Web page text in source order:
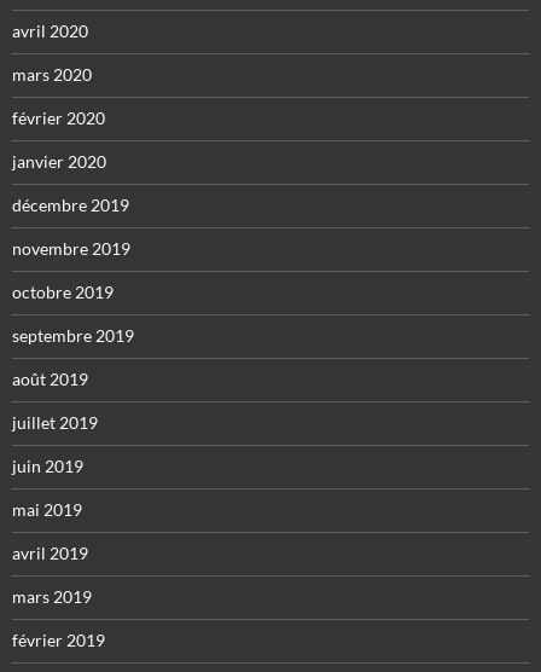
avril 2020
mars 2020
février 2020
janvier 2020
décembre 2019
novembre 2019
octobre 2019
septembre 2019
août 2019
juillet 2019
juin 2019
mai 2019
avril 2019
mars 2019
février 2019